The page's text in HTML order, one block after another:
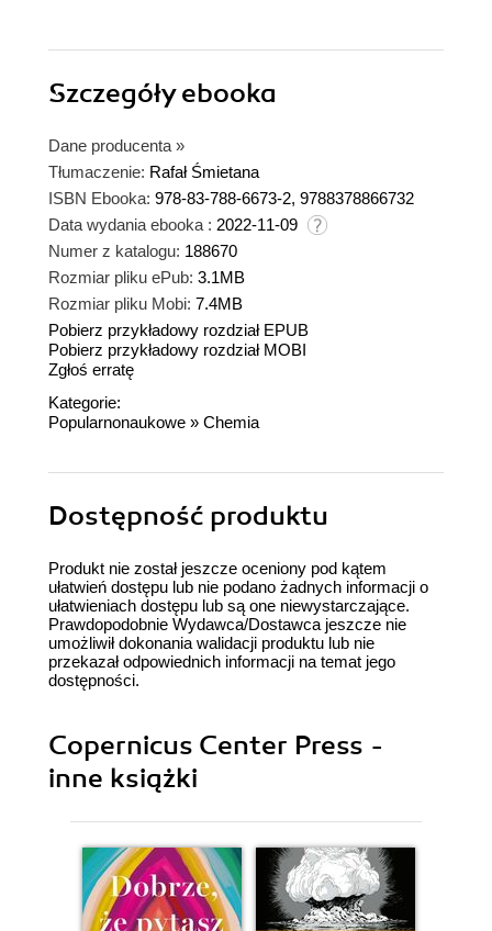
Szczegółyebooka
Dane producenta »
Tłumaczenie: Rafał Śmietana
ISBN Ebooka: 978-83-788-6673-2, 9788378866732
Data wydania ebooka : 2022-11-09
Numer z katalogu: 188670
Rozmiar pliku ePub: 3.1MB
Rozmiar pliku Mobi: 7.4MB
Pobierz przykładowy rozdział EPUB
Pobierz przykładowy rozdział MOBI
Zgłoś erratę
Kategorie:
Popularnonaukowe » Chemia
Dostępność produktu
Produkt nie został jeszcze oceniony pod kątem
ułatwień dostępu lub nie podano żadnych informacji o
ułatwieniach dostępu lub są one niewystarczające.
Prawdopodobnie Wydawca/Dostawca jeszcze nie
umożliwił dokonania walidacji produktu lub nie
przekazał odpowiednich informacji na temat jego
dostępności.
Copernicus Center Press -
inne książki